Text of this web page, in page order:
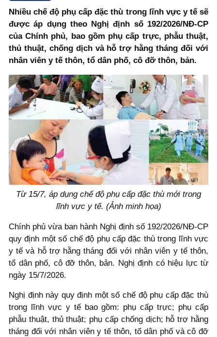
Nhiều chế độ phụ cấp đặc thù trong lĩnh vực y tế sẽ
được áp dụng theo Nghị định số 192/2026/NĐ-CP
của Chính phủ, bao gồm phụ cấp trực, phẫu thuật,
thủ thuật, chống dịch và hỗ trợ hằng tháng đối với
nhân viên y tế thôn, tổ dân phố, cô đỡ thôn, bản.
Từ 15/7, áp dụng chế độ phụ cấp đặc thù mới trong
lĩnh vực y tế. (Ảnh minh họa)
Chính phủ vừa ban hành Nghị định số 192/2026/NĐ-CP
quy định một số chế độ phụ cấp đặc thù trong lĩnh vực
y tế và hỗ trợ hằng tháng đối với nhân viên y tế thôn,
tổ dân phố, cô đỡ thôn, bản. Nghị định có hiệu lực từ
ngày 15/7/2026.
Nghị định này quy định một số chế độ phụ cấp đặc thù
trong lĩnh vực y tế bao gồm: phụ cấp trực; phụ cấp
phẫu thuật, thủ thuật; phụ cấp chống dịch; hỗ trợ hằng
tháng đối với nhân viên y tế thôn, tổ dân phố và cô đỡ